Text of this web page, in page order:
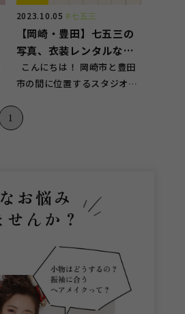
2023.10.05#七五三
【岡崎・豊田】七五三の
写真、衣装レンタルなら
ガーネットにお任せ♪
こんにちは！ 岡崎市と豊田
市の間に位置するスタジオガ
は七五三...
1
お悩み
んか？